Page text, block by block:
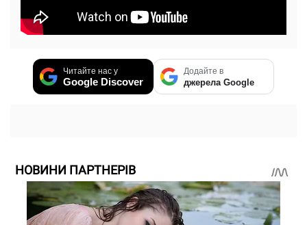
Читайте нас у
Google Discover
Додайте в
джерела Google
НОВИНИ ПАРТНЕРІВ